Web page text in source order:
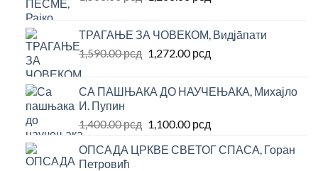
била:
1,500.00 рсд.
1,200.00 рсд.
ТРАГАЊЕ ЗА ЧОВЕКОМ, Видјāпати
1,590.00рсд Оригинална
била:
1,272.00 рсдТренутна
1,272.00 рсд.
СА ПАШЊАКА ДО НАУЧЕЊАКА, Михајло
И. Пупин
1,400.00рсд Оригинална
је
1,100.00 рсдТренутна
је:
ОПСАДА ЦРКВЕ СВЕТОГ СПАСА, Горан
Петровић